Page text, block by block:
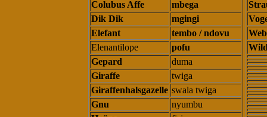
Colubus Affe
mbega
Dik Dik
mgingi
Elefant
tembo / ndovu
Elenantilope
pofu
Gepard
duma
Giraffe
twiga
Giraffenhalsgazelle swala twiga
Gnu
nyumbu